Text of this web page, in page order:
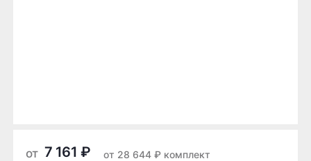
от 7 161 ₽ от 28 644 ₽ комплект